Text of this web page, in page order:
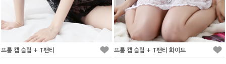
프롬 캡 슬립 + T팬티 프롬 캡 슬립 + T팬티 화이트